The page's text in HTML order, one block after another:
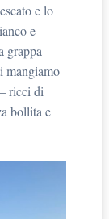
e lo
e
grappa
mangiamo
ricci di
bollita e